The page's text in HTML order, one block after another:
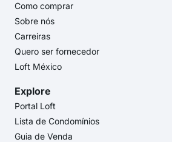
Como comprar
Sobre nós
Carreiras
Quero ser fornecedor
Loft México
Explore
Portal Loft
Lista de Condomínios
Guia de Venda